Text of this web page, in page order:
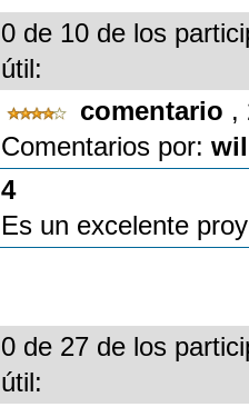
0 de 10 de los
útil:
comentario ,
Comentarios por:
4
Es un excelente
0 de 27 de los
útil: